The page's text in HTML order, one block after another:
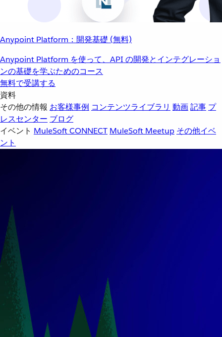
Anypoint Platform：開発基礎 (無料)
Anypoint Platform を使って、API の開発とインテグレーショ
ンの基礎を学ぶためのコース
無料で受講する
資料
その他の情報 お客様事例 コンテンツライブラリ 動画記事 プ
レスセンター ブログ
イベント MuleSoft CONNECT MuleSoft Meetup その他イベ
ント